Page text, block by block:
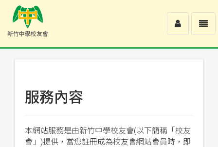
新竹中學校友會
中
Toggle
user
服務內容
本網站服務是由新竹中學校友會(以下簡稱「校友
會」)提供，當您註冊成為校友會網站會員時，即